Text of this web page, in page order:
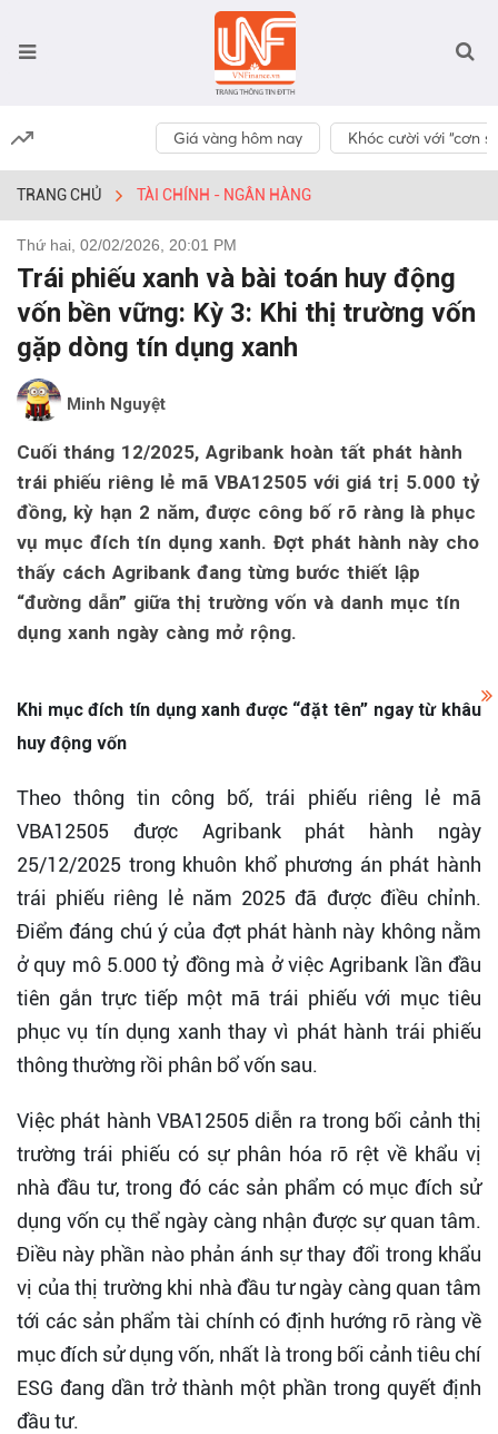
Giá vàng hôm nay Khóc cười với “cơn
TRANG CHỦ TÀI CHÍNH - NGÂN HÀNG
Thứ hai, 02/02/2026, 20:01 PM
Trái phiếu xanh và bài toán huy động
vốn bền vững: Kỳ 3: Khi thị trường vốn
gặp dòng tín dụng xanh
Minh Nguyệt
Cuối tháng 12/2025, Agribank hoàn tất phát hành
trái phiếu riêng lẻ mã VBA12505 với giá trị 5.000 tỷ
đồng, kỳ hạn 2 năm, được công bố rõ ràng là phục
vụ mục đích tín dụng xanh. Đợt phát hành này cho
thấy cách Agribank đang từng bước thiết lập
“đường dẫn” giữa thị trường vốn và danh mục tín
dụng xanh ngày càng mở rộng.
Khi mục đích tín dụng xanh được “đặt tên” ngay từ khâu
huy động vốn
Theo thông tin công bố, trái phiếu riêng lẻ mã
VBA12505 được Agribank phát hành ngày
25/12/2025 trong khuôn khổ phương án phát hành
trái phiếu riêng lẻ năm 2025 đã được điều chỉnh.
Điểm đáng chú ý của đợt phát hành này không nằm
ở quy mô 5.000 tỷ đồng mà ở việc Agribank lần đầu
tiên gắn trực tiếp một mã trái phiếu với mục tiêu
phục vụ tín dụng xanh thay vì phát hành trái phiếu
thông thường rồi phân bổ vốn sau.
Việc phát hành VBA12505 diễn ra trong bối cảnh thị
trường trái phiếu có sự phân hóa rõ rệt về khẩu vị
nhà đầu tư, trong đó các sản phẩm có mục đích sử
dụng vốn cụ thể ngày càng nhận được sự quan tâm.
Điều này phần nào phản ánh sự thay đổi trong khẩu
vị của thị trường khi nhà đầu tư ngày càng quan tâm
tới các sản phẩm tài chính có định hướng rõ ràng về
mục đích sử dụng vốn, nhất là trong bối cảnh tiêu chí
ESG đang dần trở thành một phần trong quyết định
đầu tư.